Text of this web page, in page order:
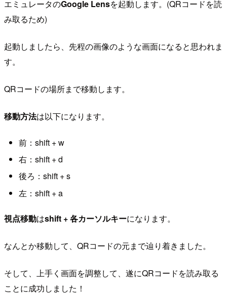
エミュレータのGoogle Lensを起動します。(QRコードを読
み取るため)
起動しましたら、先程の画像のような画面になると思われま
す。
QRコードの場所まで移動します。
移動方法は以下になります。
前：shift + w
右：shift + d
後ろ：shift + s
左：shift + a
視点移動はshift + 各カーソルキーになります。
なんとか移動して、QRコードの元まで辿り着きました。
そして、上手く画面を調整して、遂にQRコードを読み取る
ことに成功しました！